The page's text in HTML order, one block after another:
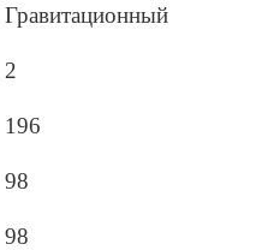
Гравитационный
2
196
98
98